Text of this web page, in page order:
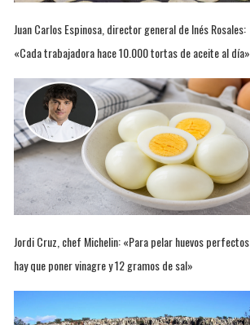
Juan Carlos Espinosa, director general de Inés Rosales:
«Cada trabajadora hace 10.000 tortas de aceite al día»
Jordi Cruz, chef Michelin: «Para pelar huevos perfectos
hay que poner vinagre y 12 gramos de sal»